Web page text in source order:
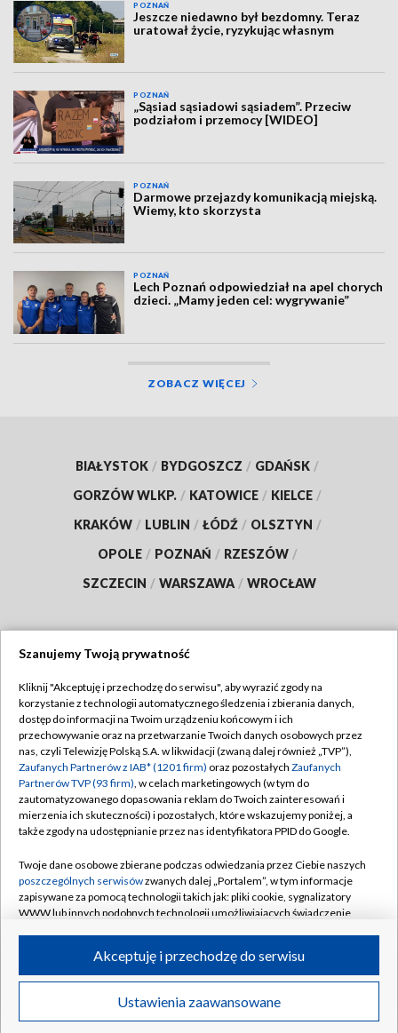
POZNAŃ
Jeszcze niedawno był bezdomny. Teraz
uratował życie, ryzykując własnym
POZNAŃ
„Sąsiad sąsiadowi sąsiadem”. Przeciw
podziałom i przemocy [WIDEO]
POZNAŃ
Darmowe przejazdy komunikacją miejską.
Wiemy, kto skorzysta
POZNAŃ
Lech Poznań odpowiedział na apel chorych
dzieci. „Mamy jeden cel: wygrywanie”
ZOBACZ WIĘCEJ
BIAŁYSTOK / BYDGOSZCZ / GDAŃSK /
GORZÓW WLKP. / KATOWICE / KIELCE /
KRAKÓW / LUBLIN / ŁÓDŹ / OLSZTYN /
OPOLE / POZNAŃ / RZESZÓW /
SZCZECIN / WARSZAWA / WROCŁAW
TVP
Abonament TVP
Emisja w TVP
Centrum informacji TVP
Naziemna Telewizja Cyfrowa
Rada Programowa
System NOS
Informacje o nadawcy
Program dla prasy
Ogłoszenie przetargowe
Regulamin TVP
Polityka prywatności
Moje zgody
Pomoc
Kontakt
Kanały
©2026 Telewizja Polska S.A. w likwidacji
Szanujemy Twoją prywatność
Kliknij "Akceptuję i przechodzę do serwisu", aby wyrazić zgody na
korzystanie z technologii automatycznego śledzenia i zbierania danych,
dostęp do informacji na Twoim urządzeniu końcowym i ich
przechowywanie oraz na przetwarzanie Twoich danych osobowych przez
nas, czyli Telewizję Polską S.A. w likwidacji (zwaną dalej również „TVP”),
Zaufanych Partnerów z IAB* (1201 firm) oraz pozostałych Zaufanych
Partnerów TVP (93 firm), w celach marketingowych (w tym do
zautomatyzowanego dopasowania reklam do Twoich zainteresowań i
mierzenia ich skuteczności) i pozostałych, które wskazujemy poniżej, a
także zgody na udostępnianie przez nas identyfikatora PPID do Google.
Twoje dane osobowe zbierane podczas odwiedzania przez Ciebie naszych
poszczególnych serwisówzwanych dalej „Portalem”, w tym informacje
zapisywane za pomocą technologii takich jak: pliki cookie, sygnalizatory
WWW lub innych podobnych technologii umożliwiających świadczenie
ruchu w Internecie.
Twoje dane osobowe zbierane podczas odwiedzania przez Ciebie
poszczególnych serwisówna Portalu, takie jak adresy IP, identyfikatory
Ustawienia zaawansowane
Akceptuję i przechodzę do serwisu